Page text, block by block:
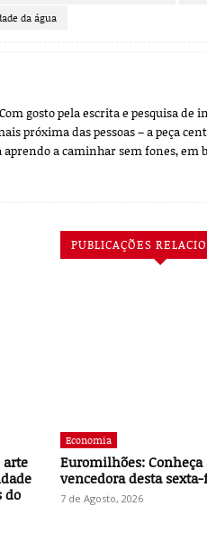
da água
gosto pela escrita e pesquisa de
próxima das pessoas – a peça
a caminhar sem fones, em
PUBLICAÇÕES
arte
do
Economia
Euromilhões: Conheça
vencedora desta
7 de Agosto, 2026